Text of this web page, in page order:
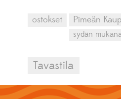
ostokset Pimeän
sydän
Tavastila